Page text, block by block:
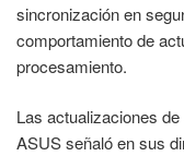
sincronización en
comportamiento de
procesamiento.
Las actualizaciones
ASUS señaló en sus